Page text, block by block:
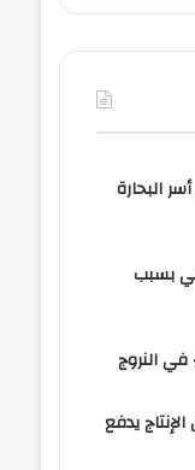
أسر البحارة
بسبب
في النروج
يدفع